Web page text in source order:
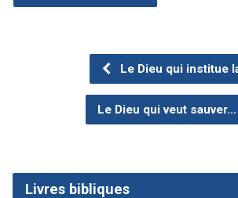
Le Dieu qui institue
Le Dieu qui veut sauver…
Livres bibliques